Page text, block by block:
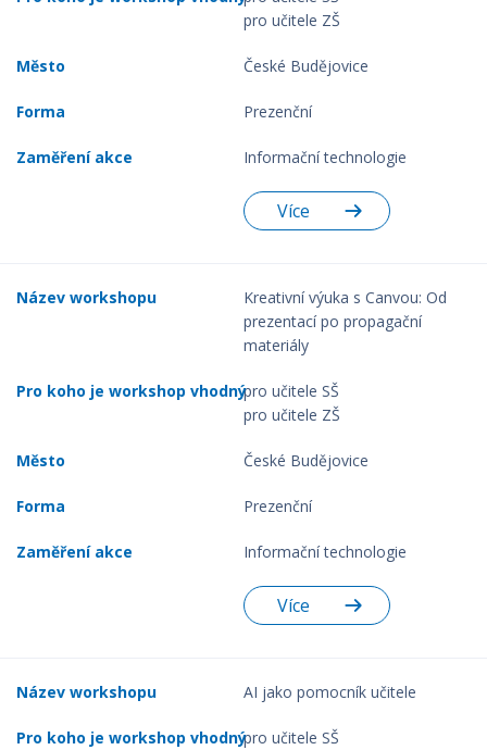
pro učitele ZŠ
České Budějovice
Prezenční
Informační technologie
Více
Kreativní výuka s Canvou: Od
prezentací po propagační
materiály
pro učitele SŠ
pro učitele ZŠ
České Budějovice
Prezenční
Informační technologie
Více
AI jako pomocník učitele
pro učitele SŠ